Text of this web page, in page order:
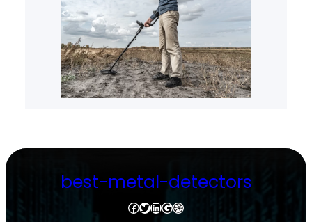
best-metal-detectors
Facebook Twitter LinkedIn Google Dribbble